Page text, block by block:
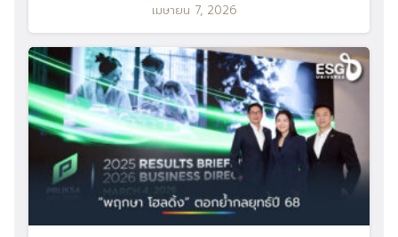
เมษายน 7, 2026